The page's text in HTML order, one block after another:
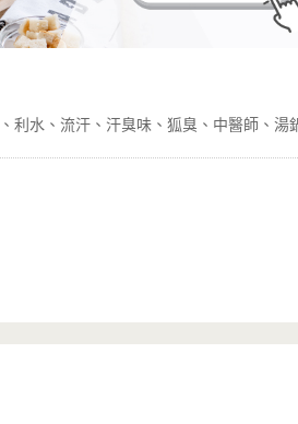
利水 流汗 汗臭味 狐臭 中醫師 湯